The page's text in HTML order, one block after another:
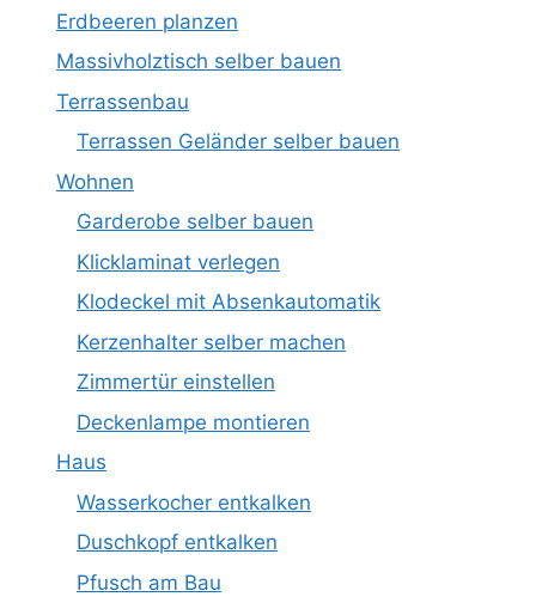
Erdbeeren planzen
Massivholztisch selber bauen
Terrassenbau
Terrassen Geländer selber bauen
Wohnen
Garderobe selber bauen
Klicklaminat verlegen
Klodeckel mit Absenkautomatik
Kerzenhalter selber machen
Zimmertür einstellen
Deckenlampe montieren
Haus
Wasserkocher entkalken
Duschkopf entkalken
Pfusch am Bau